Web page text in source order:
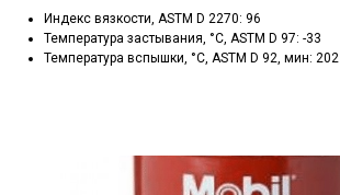
Индекс вязкости, ASTM D 2270: 96
Температура застывания, °C, ASTM D 97: -33
Температура вспышки, °C, ASTM D 92, мин: 202
contact@rt-oil.com
д.69, лит.А, пом.22-Н, офис 310
+7 (812) 448-86-36
Редукторные масла
Пн-Пт: 9.00-18.00
Заказать звонок